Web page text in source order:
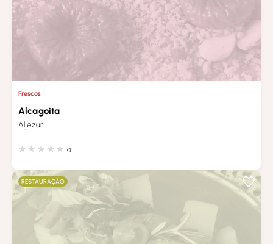
Frescos
Alcagoita
Aljezur
0
RESTAURAÇÃO